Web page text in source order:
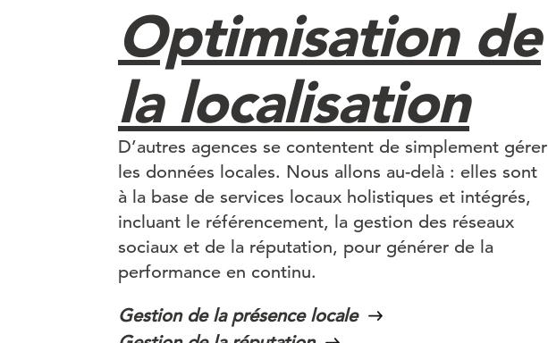
Optimisation de
la localisation
D’autres agences se contentent de simplement gérer
les données locales. Nous allons au-delà : elles sont
à la base de services locaux holistiques et intégrés,
incluant le référencement, la gestion des réseaux
sociaux et de la réputation, pour générer de la
performance en continu.
Gestion de la présence locale